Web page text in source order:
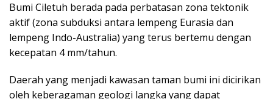
Bumi Ciletuh berada pada perbatasan zona tektonik
aktif (zona subduksi antara lempeng Eurasia dan
lempeng Indo-Australia) yang terus bertemu dengan
kecepatan 4 mm/tahun.
Daerah yang menjadi kawasan taman bumi ini dicirikan
oleh keberagaman geologi langka yang dapat